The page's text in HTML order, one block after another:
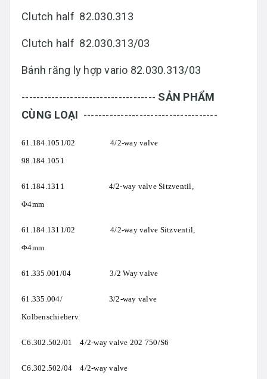
Clutch half 82.030.313
Clutch half 82.030.313/03
Bánh răng ly hợp vario 82.030.313/03
------------------------------------ SẢN PHẨM
CÙNG LOẠI ------------------------------------
61.184.1051/02 4/2-way valve
98.184.1051
61.184.1311 4/2-way valve Sitzventil,
Φ4mm
61.184.1311/02 4/2-way valve Sitzventil,
Φ4mm
61.335.001/04 3/2 Way valve
61.335.004/ 3/2-way valve
Kolbenschieberv.
C6.302.502/01 4/2-way valve 202 750/S6
C6.302.502/04 4/2-way valve